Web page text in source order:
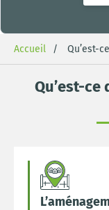
Accueil Qu’est-
Qu’est-ce